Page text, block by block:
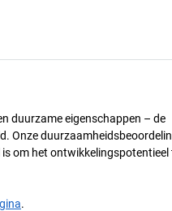
duurzame eigenschappen – de
Onze
om het ontwikkelingspotentieel
.